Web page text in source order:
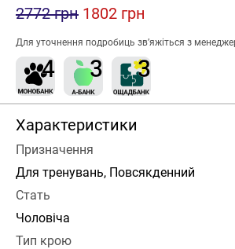
2772 грн 1802 грн
Для уточнення подробиць зв’яжіться з
Характеристики
Призначення
Для тренувань, Повсякденний
Стать
Чоловіча
Тип крою